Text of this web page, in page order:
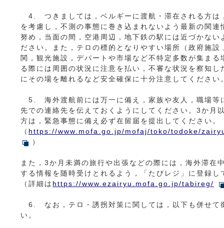
4. つきましては，ベルギーに渡航・滞在される方は
を考慮し，不測の事態に巻き込まれないよう最新の関連
努め，当面の間，空港周辺，地下鉄の駅には近づかない
ださい。また，テロの標的となりやすい場所（政府施設
関，観光施設，デパートや市場など不特定多数が集まる
る際には周囲の状況に注意を払い，不審な状況を察知し
にその場を離れるなど安全確保に十分注意してください
5. 海外渡航前には万一に備え，家族や友人，職場等
先での連絡先を伝えておくようにしてください。3か月
方は，緊急事態に備え必ず在留届を提出してください。
（ https://www.mofa.go.jp/mofaj/toko/todoke/
）
また，3か月未満の旅行や出張などの際には，海外滞在
する情報を随時受けとれるよう，「たびレジ」に登録し
（詳細は https://www.ezairyu.mofa.go.jp/tabireg/
6. なお，テロ・誘拐対策に関しては，以下も併せて
い。